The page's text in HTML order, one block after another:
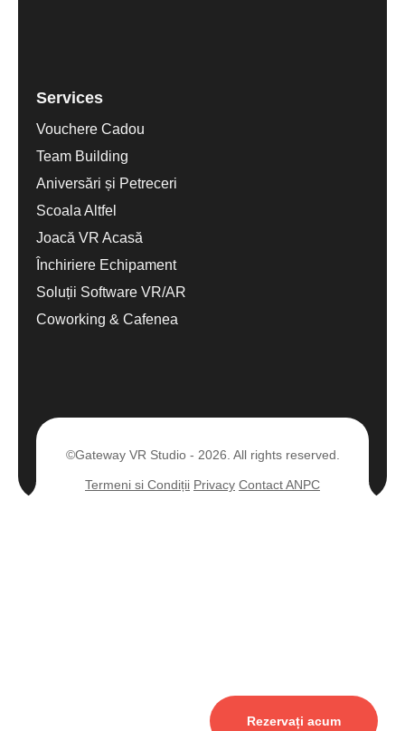
Services
Vouchere Cadou
Team Building
Aniversări și Petreceri
Scoala Altfel
Joacă VR Acasă
Închiriere Echipament
Soluții Software VR/AR
Coworking & Cafenea
©Gateway VR Studio - 2026. All rights reserved.
Termeni si Condiții Privacy Contact ANPC
Rezervați acum